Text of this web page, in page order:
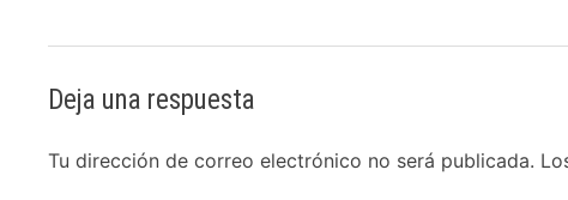
Deja una respuesta
Tu dirección de correo electrónico no será publicada.